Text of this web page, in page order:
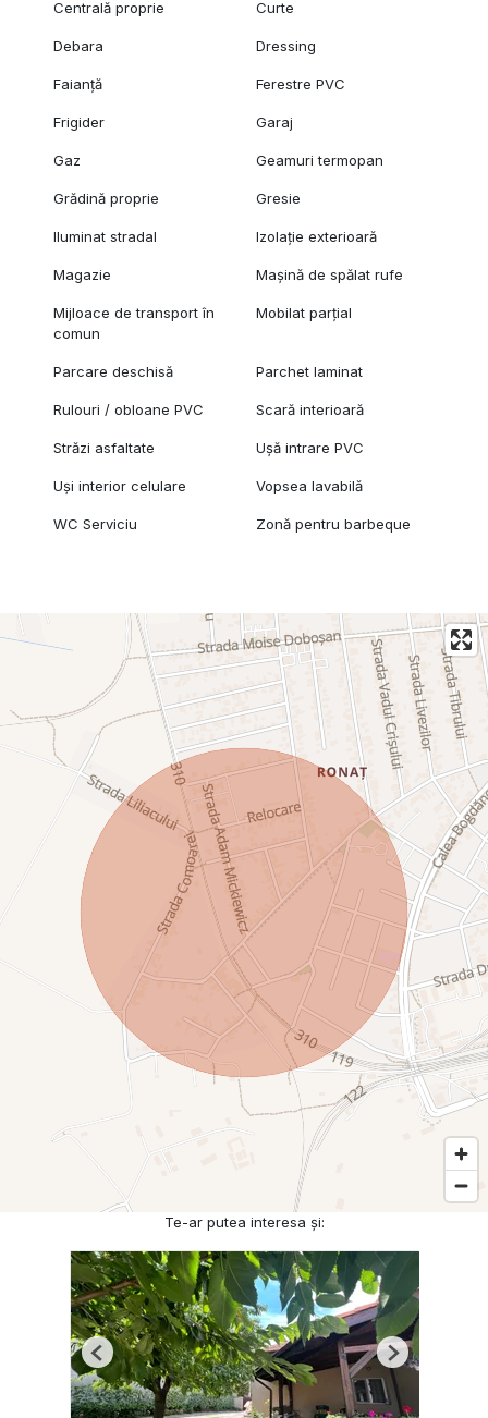
Centrală proprie Curte
Debara Dressing
Faianță Ferestre PVC
Frigider Garaj
Gaz Geamuri termopan
Grădină proprie Gresie
Iluminat stradal Izolație exterioară
Magazie Mașină de spălat rufe
Mijloace de transport în
comun
Mobilat parțial
Parcare deschisă Parchet laminat
Rulouri / obloane PVC Scară interioară
Străzi asfaltate Ușă intrare PVC
Uși interior celulare Vopsea lavabilă
WC Serviciu Zonă pentru barbeque
Te-ar putea interesa și:
Previous Next